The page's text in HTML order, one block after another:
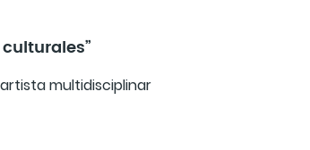
multidisciplinar